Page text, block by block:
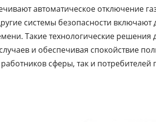
автоматическое отключение
системы безопасности включают
Такие технологические
и обеспечивая спокойствие
сферы, так и потребителей